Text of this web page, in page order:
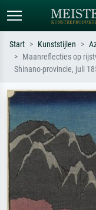
Standaard
Monet, Sterrennacht,
Hokusai-golf, naakt.
Start Kunststijlen
Maanreflecties op
Shinano-provincie, juli